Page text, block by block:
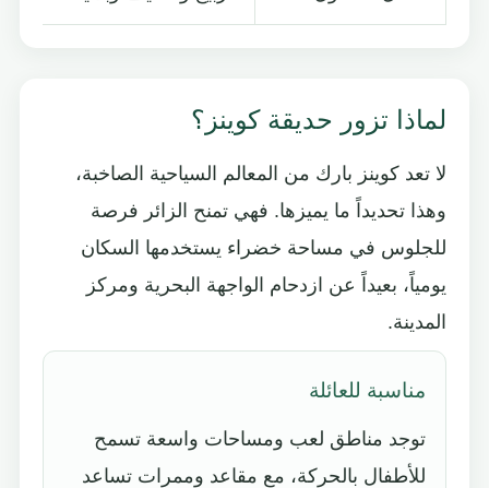
لماذا تزور حديقة كوينز؟
لا تعد كوينز بارك من المعالم السياحية الصاخبة،
وهذا تحديداً ما يميزها. فهي تمنح الزائر فرصة
للجلوس في مساحة خضراء يستخدمها السكان
يومياً، بعيداً عن ازدحام الواجهة البحرية ومركز
المدينة.
مناسبة للعائلة
توجد مناطق لعب ومساحات واسعة تسمح
للأطفال بالحركة، مع مقاعد وممرات تساعد